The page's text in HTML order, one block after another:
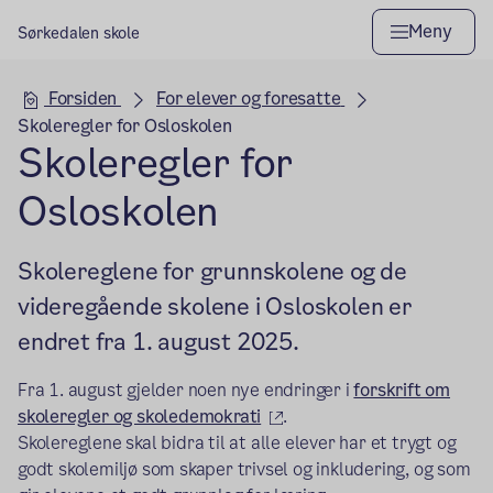
Sørkedalen skole Meny
Hovedseksjon
Forsiden
For elever og foresatte
Skoleregler for Osloskolen
Skoleregler for
Osloskolen
Skolereglene for grunnskolene og de
videregående skolene i Osloskolen er
endret fra 1. august 2025.
Fra 1. august gjelder noen nye endringer iforskrift om
skoleregler og skoledemokrati
(ekstern lenke)
.
Skolereglene skal bidra til at alle elever har et trygt og
godt skolemiljø som skaper trivsel og inkludering, og som